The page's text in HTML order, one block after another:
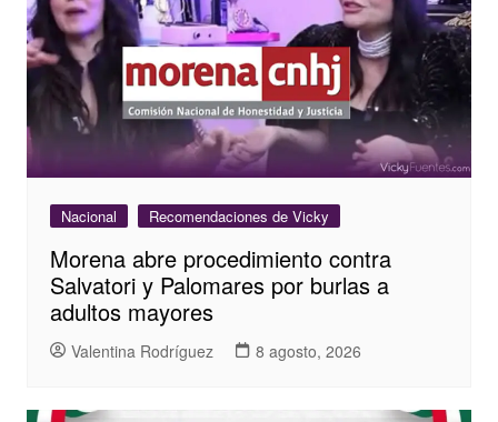
Nacional Recomendaciones de Vicky
Morena abre procedimiento contra
Salvatori y Palomares por burlas a
adultos mayores
Valentina Rodríguez 8 agosto, 2026